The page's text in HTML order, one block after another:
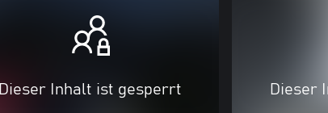
Dieser Inhalt ist gesperrt Dieser